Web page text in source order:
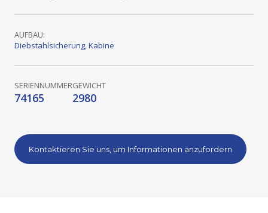
AUFBAU:
Diebstahlsicherung Kabine
SERIENNUMMER
74165
GEWICHT
2980
Kontaktieren Sie uns, um Informationen anzufordern